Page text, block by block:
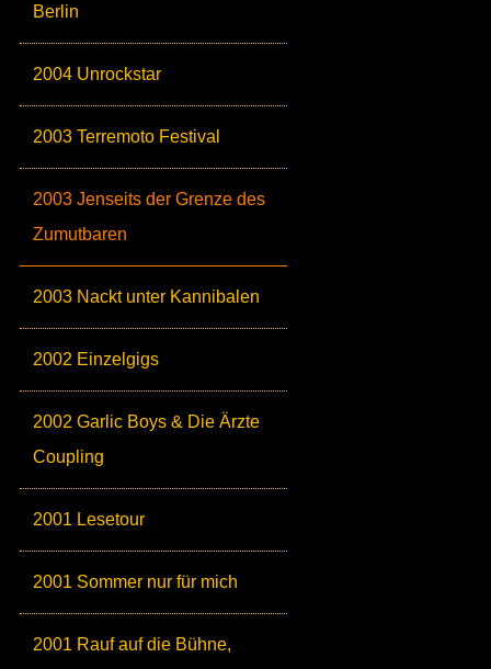
Berlin
2004 Unrockstar
2003 Terremoto Festival
2003 Jenseits der Grenze des
Zumutbaren
2003 Nackt unter Kannibalen
2002 Einzelgigs
2002 Garlic Boys & Die Ärzte
Coupling
2001 Lesetour
2001 Sommer nur für mich
2001 Rauf auf die Bühne,